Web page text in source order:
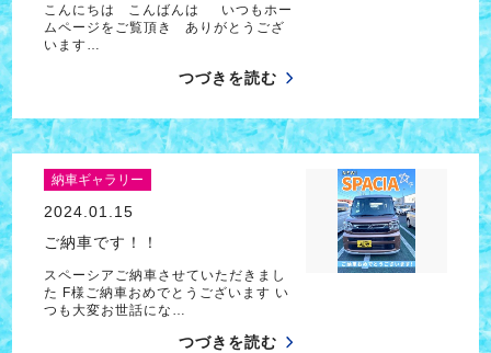
こんにちは こんばんは いつもホー
ムページをご覧頂き ありがとうござ
います…
つづきを読む
納車ギャラリー
2024.01.15
ご納車です！！
スペーシアご納車させていただきまし
た F様ご納車おめでとうございます い
つも大変お世話にな…
つづきを読む